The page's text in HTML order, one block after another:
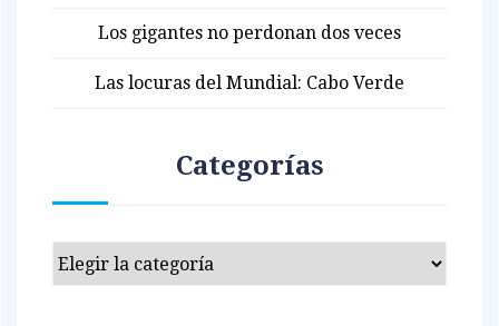
Los gigantes no perdonan dos veces
Las locuras del Mundial: Cabo Verde
Categorías
Categorías